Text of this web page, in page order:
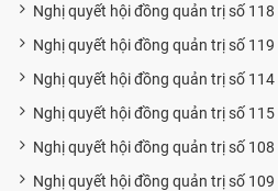
Nghị quyết hội đồng quản trị số 118
Nghị quyết hội đồng quản trị số 119
Nghị quyết hội đồng quản trị số 114
Nghị quyết hội đồng quản trị số 115
Nghị quyết hội đồng quản trị số 108
Nghị quyết hội đồng quản trị số 109